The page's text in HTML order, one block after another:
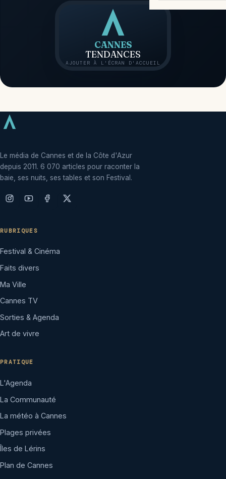
CANNES
TENDANCES
AJOUTER À L'ÉCRAN D'ACCUEIL
Le média de Cannes et de la Côte d'Azur
depuis 2011. 6 070 articles pour raconter la
baie, ses nuits, ses tables et son Festival.
RUBRIQUES
Festival & Cinéma
Faits divers
Ma Ville
Cannes TV
Sorties & Agenda
Art de vivre
PRATIQUE
L'Agenda
La Communauté
La météo à Cannes
Plages privées
Îles de Lérins
Plan de Cannes